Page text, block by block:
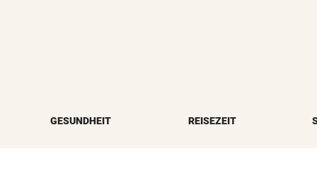
GESUNDHEIT REISEZEIT